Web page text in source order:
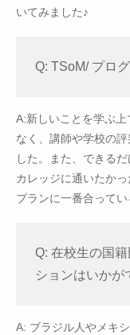
いてみました♪
Q: TSoM/ プロ
A:新しいことを学ぶ
なく、講師や学校の
した。また、できる
カレッジに通いたか
プランに一番合ってい
Q: 在校生の国
ションはいかが
A: ブラジル人やメキ